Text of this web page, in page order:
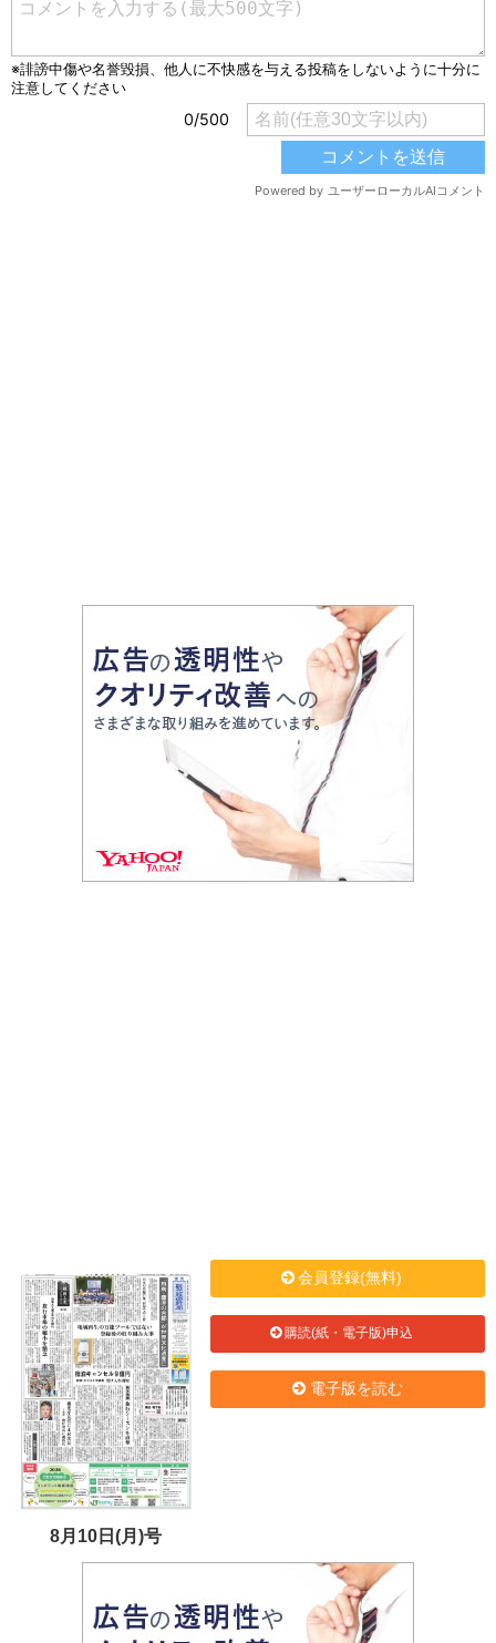
8月10日(月)号
会員登録(無料)
購読(紙・電子版)申込
電子版を読む